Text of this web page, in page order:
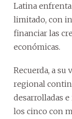
Latina
limitado, con
financiar las
económicas.
Recuerda, a
regional
desarrolladas
los cinco con